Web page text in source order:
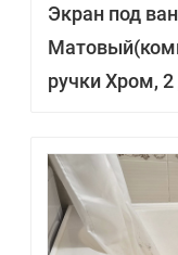
Экран под
ручки Хром,